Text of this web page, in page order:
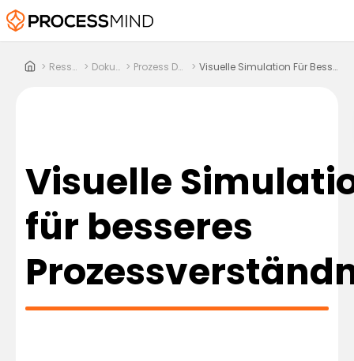
> Ressourcen > Dokumente > Prozess Dashboards > Visuelle Simulation Für Besseres Prozessverständnis
Visuelle
für besseres